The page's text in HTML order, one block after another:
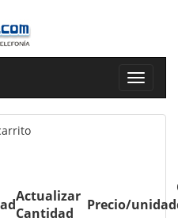
Toggle
Actualizar
Cantidad
Precio/unidad